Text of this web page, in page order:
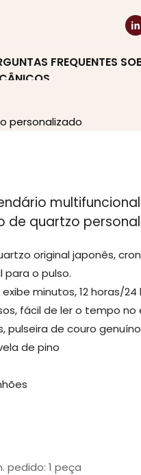
FREQUENTES
personalizado
de quartzo
original japonês,
o pulso.
minutos, 12 horas/
fácil de ler o tempo no
de couro
de pino
pedido: 1 peça